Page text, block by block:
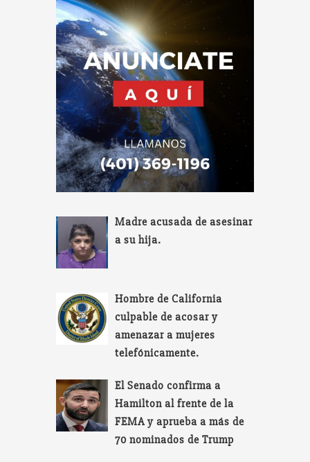
Madre acusada de asesinar
a su hija.
Hombre de California
culpable de acosar y
amenazar a mujeres
telefónicamente.
El Senado confirma a
Hamilton al frente de la
FEMA y aprueba a más de
70 nominados de Trump